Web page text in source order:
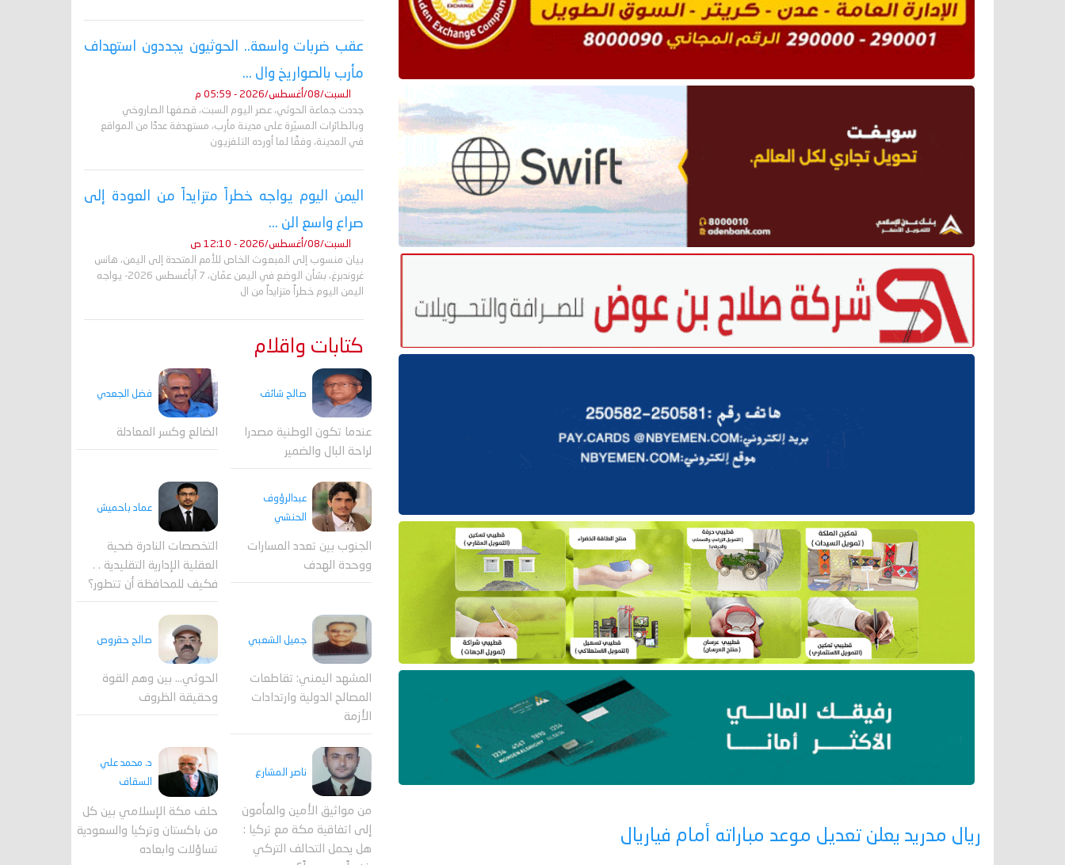
ريال مدريد يعلن تعديل موعد مباراته أمام فياريال
عقب ضربات واسعة.. الحوثيون يجددون استهداف
مأرب بالصواريخ وال ...
السبت/08/أغسطس/2026 - 05:59 م
جددت جماعة الحوثي، عصر اليوم السبت، قصفها الصاروخي
وبالطائرات المسيّرة على مدينة مأرب، مستهدفة عددًا من المواقع
في المدينة، وفقًا لما أورده التلفزيون
اليمن اليوم يواجه خطراً متزايداً من العودة إلى
صراع واسع الن ...
السبت/08/أغسطس/2026 - 12:10 ص
بيان منسوب إلى المبعوث الخاص للأمم المتحدة إلى اليمن، هانس
غروندبرغ، بشأن الوضع في اليمن عمّان، 7 آبأغسطس 2026- يواجه
اليمن اليوم خطراً متزايداً من ال
كتابات واقلام
صالح شائف
عندما تكون الوطنية مصدرا
لراحة البال والضمير
فضل الجعدي
الضالع وكسر المعادلة
عبدالرؤوف
الحنشي
الجنوب بين تعدد المسارات
ووحدة الهدف
عماد باحميش
التخصصات النادرة ضحية
العقلية الإدارية التقليدية . .
فكيف للمحافظة أن تتطور؟
جميل الشعبي
المشهد اليمني: تقاطعات
المصالح الدولية وارتدادات
الأزمة
صالح حقروص
الحوثي... بين وهم القوة
وحقيقة الظروف
ناصر المشارع
من مواثيق الأمين والمأمون
إلى اتفاقية مكة مع تركيا :
هل يحمل التحالف التركي
د. محمد علي
السقاف
حلف مكة الإسلامي بين كل
من باكستان وتركيا والسعودية
تساؤلات وابعاده